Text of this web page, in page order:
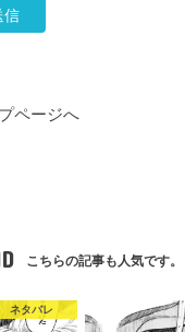
ページへ
こちらの記事も人気です。
ネタバレ